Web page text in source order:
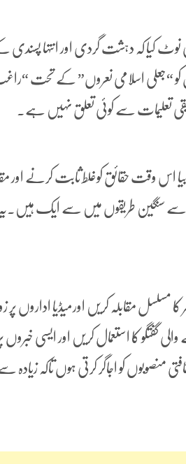
کیا کہ دہشت گردی اور انتہا
“جعلی اسلامی نعروں” کے تحت
تعلیمات سے کوئی تعلق نہیں ہے۔
اس وقت حقائق کوغلط ثابت کرنے اور
سنگین طریقوں میں سے ایک ہیں۔یہ
مسلسل مقابلہ کریں اورمیڈیا اداروں پر
گفتگو کا استعمال کریں اور ایسی خبروں پر
کو اجاگر کرتی ہوں تاکہ زیادہ سے